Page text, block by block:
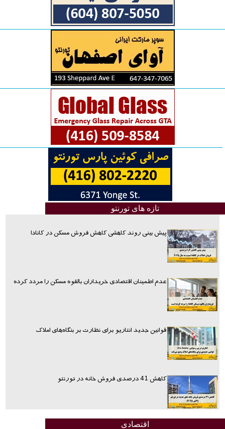
تازه های تورنتو
پیش بینی روند کاهشی کاهش فروش مسکن در کانادا
عدم اطمینان اقتصادی خریداران بالقوه مسکن را مردد کرده
قوانین جدید انتاریو برای نظارت بر بنگاه‌های املاک
کاهش 41 درصدی فروش خانه در تورنتو
اقتصادی